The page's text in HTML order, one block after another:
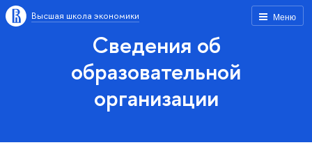
Меню
Высшая школа экономики
Сведения об
образовательной
организации